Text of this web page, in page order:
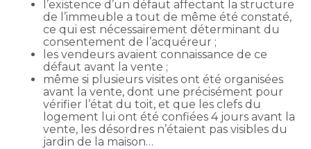
l’existence d’un défaut affectant la structure
de l’immeuble a tout de même été constaté,
ce qui est nécessairement déterminant du
consentement de l’acquéreur ;
les vendeurs avaient connaissance de ce
défaut avant la vente ;
même si plusieurs visites ont été organisées
avant la vente, dont une précisément pour
vérifier l’état du toit, et que les clefs du
logement lui ont été confiées 4 jours avant la
vente, les désordres n’étaient pas visibles du
jardin de la maison…